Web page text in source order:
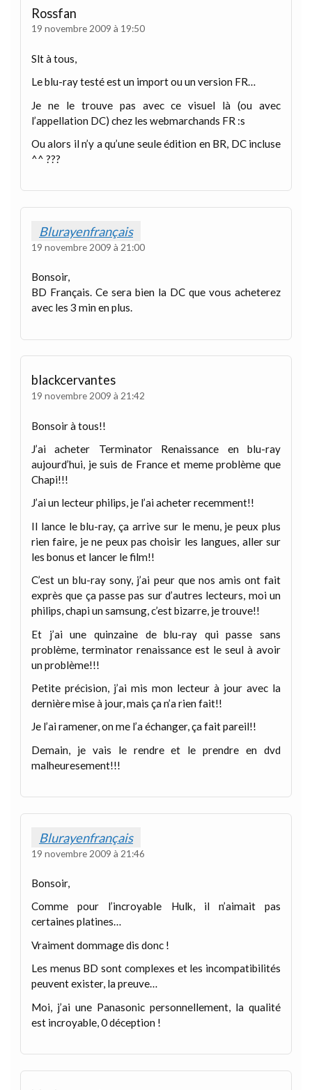
Rossfan
19 novembre 2009 à 19:50
Slt à tous,
Le blu-ray testé est un import ou un version FR…
Je ne le trouve pas avec ce visuel là (ou avec
l’appellation DC) chez les webmarchands FR :s
Ou alors il n’y a qu’une seule édition en BR, DC incluse
^^ ???
Blurayenfrançais
19 novembre 2009 à 21:00
Bonsoir,
BD Français. Ce sera bien la DC que vous acheterez
avec les 3 min en plus.
blackcervantes
19 novembre 2009 à 21:42
Bonsoir à tous!!
J’ai acheter Terminator Renaissance en blu-ray
aujourd’hui, je suis de France et meme problème que
Chapi!!!
J’ai un lecteur philips, je l’ai acheter recemment!!
Il lance le blu-ray, ça arrive sur le menu, je peux plus
rien faire, je ne peux pas choisir les langues, aller sur
les bonus et lancer le film!!
C’est un blu-ray sony, j’ai peur que nos amis ont fait
exprès que ça passe pas sur d’autres lecteurs, moi un
philips, chapi un samsung, c’est bizarre, je trouve!!
Et j’ai une quinzaine de blu-ray qui passe sans
problème, terminator renaissance est le seul à avoir
un problème!!!
Petite précision, j’ai mis mon lecteur à jour avec la
dernière mise à jour, mais ça n’a rien fait!!
Je l’ai ramener, on me l’a échanger, ça fait pareil!!
Demain, je vais le rendre et le prendre en dvd
malheuresement!!!
Blurayenfrançais
19 novembre 2009 à 21:46
Bonsoir,
Comme pour l’incroyable Hulk, il n’aimait pas
certaines platines…
Vraiment dommage dis donc !
Les menus BD sont complexes et les incompatibilités
peuvent exister, la preuve…
Moi, j’ai une Panasonic personnellement, la qualité
est incroyable, 0 déception !